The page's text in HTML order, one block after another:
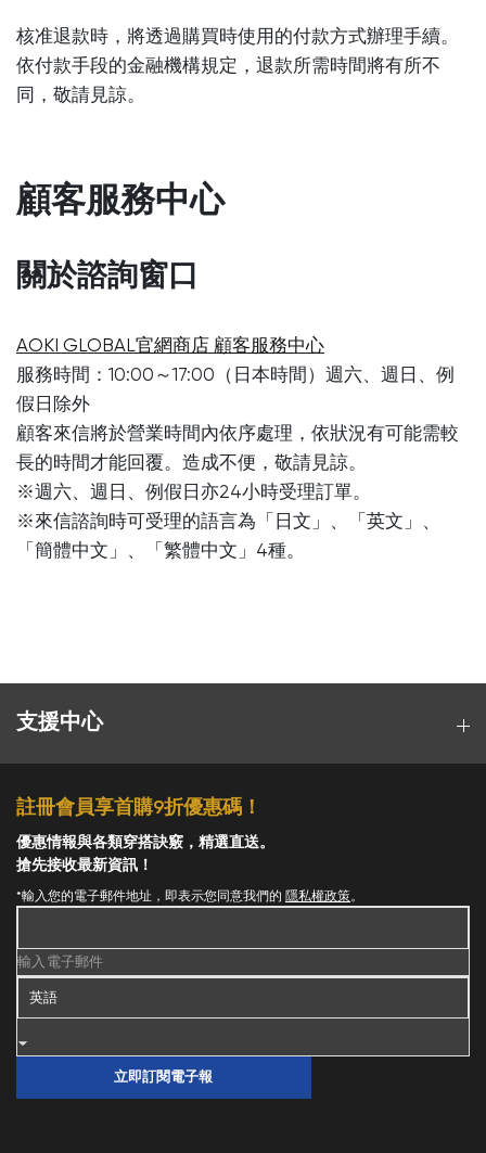
核准退款時，將透過購買時使用的付款方式辦理手續。
依付款手段的金融機構規定，退款所需時間將有所不
同，敬請見諒。
顧客服務中心
關於諮詢窗口
AOKI GLOBAL官網商店 顧客服務中心
服務時間：10:00～17:00（日本時間）週六、週日、例
假日除外
顧客來信將於營業時間內依序處理，依狀況有可能需較
長的時間才能回覆。造成不便，敬請見諒。
※週六、週日、例假日亦24小時受理訂單。
※來信諮詢時可受理的語言為「日文」、「英文」、
「簡體中文」、「繁體中文」4種。
支援中心
註冊會員享首購9折優惠碼！
優惠情報與各類穿搭訣竅，精選直送。
搶先接收最新資訊！
*輸入您的電子郵件地址，即表示您同意我們的 隱私權政策。
輸入電子郵件
立即訂閱電子報